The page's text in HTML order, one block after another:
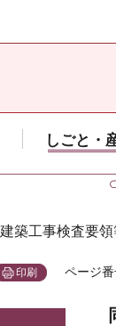
しごと・
築工事検査要領
印刷 ページ